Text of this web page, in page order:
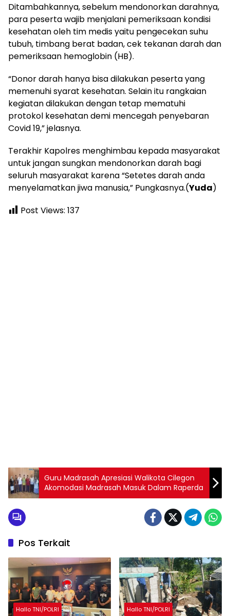
Ditambahkannya, sebelum mendonorkan darahnya,
para peserta wajib menjalani pemeriksaan kondisi
kesehatan oleh tim medis yaitu pengecekan suhu
tubuh, timbang berat badan, cek tekanan darah dan
pemeriksaan hemoglobin (HB).
“Donor darah hanya bisa dilakukan peserta yang
memenuhi syarat kesehatan. Selain itu rangkaian
kegiatan dilakukan dengan tetap mematuhi
protokol kesehatan demi mencegah penyebaran
Covid 19,” jelasnya.
Terakhir Kapolres menghimbau kepada masyarakat
untuk jangan sungkan mendonorkan darah bagi
seluruh masyarakat karena “Setetes darah anda
menyelamatkan jiwa manusia,” Pungkasnya.(Yuda)
Post Views: 137
Guru Madrasah Apresiasi Walikota Cilegon
Akomodasi Madrasah Masuk Dalam Raperda
Pos Terkait
Hallo TNI/POLRI Hallo TNI/POLRI